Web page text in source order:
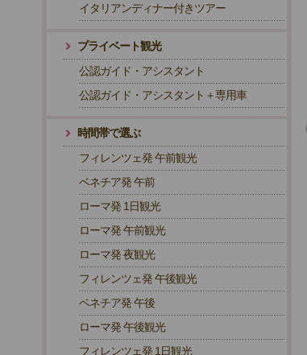
バチカン美術館とコロッセオ入
場！専用車でめぐるローマ1日
観光（ご当地ランチ付き）
ローマ EUR380~
イタリアンディナー付きツアー
プライベート観光
公認ガイド・アシスタント
公認ガイド・アシスタント＋専用車
時間帯で選ぶ
フィレンツェ発 午前観光
ベネチア発 午前
ローマ発 1日観光
ローマ発 午前観光
ローマ発 夜観光
フィレンツェ発 午後観光
ベネチア発 午後
ローマ発 午後観光
フィレンツェ発 1日観光